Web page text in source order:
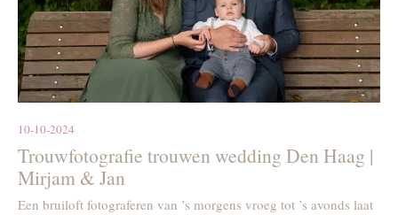
10-10-2024
Trouwfotografie trouwen wedding Den Haag |
Mirjam & Jan
Een bruiloft fotograferen van ’s morgens vroeg tot ’s avonds laat